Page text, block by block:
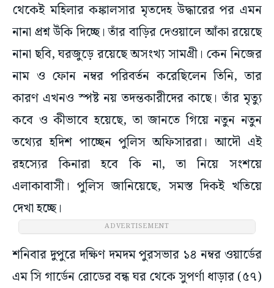
থেকেই মহিলার কঙ্কালসার মৃতদেহ উদ্ধারের পর এমন
নানা প্রশ্ন উঁকি দিচ্ছে। তাঁর বাড়ির দেওয়ালে আঁকা রয়েছে
নানা ছবি, ঘরজুড়ে রয়েছে অসংখ্য সামগ্রী। কেন নিজের
নাম ও ফোন নম্বর পরিবর্তন করেছিলেন তিনি, তার
কারণ এখনও স্পষ্ট নয় তদন্তকারীদের কাছে। তাঁর মৃত্যু
কবে ও কীভাবে হয়েছে, তা জানতে গিয়ে নতুন নতুন
তথ্যের হদিশ পাচ্ছেন পুলিস অফিসাররা। আদৌ এই
রহস্যের কিনারা হবে কি না, তা নিয়ে সংশয়ে
এলাকাবাসী। পুলিস জানিয়েছে, সমস্ত দিকই খতিয়ে
দেখা হচ্ছে।
ADVERTISEMENT
শনিবার দুপুরে দক্ষিণ দমদম পুরসভার ১৪ নম্বর ওয়ার্ডের
এম সি গার্ডেন রোডের বন্ধ ঘর থেকে সুপর্ণা ধাড়ার (৫৭)